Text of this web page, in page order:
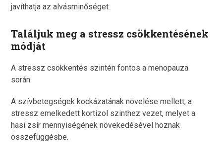
javíthatja az alvásminőséget.
Találjuk meg a stressz csökkentésének
módját
A stressz csökkentés szintén fontos a menopauza
során.
A szívbetegségek kockázatának növelése mellett, a
stressz emelkedett kortizol szinthez vezet, melyet a
hasi zsír mennyiségének növekedésével hoznak
összefüggésbe.